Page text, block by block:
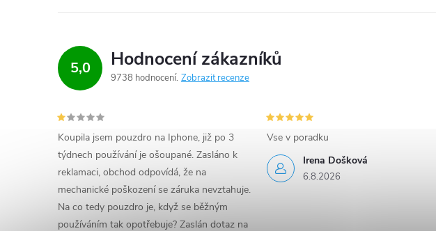
v
ý
p
s
u
5,0 Hodnocení zákazníků
9738 hodnocení Zobrazit recenze
Koupila jsem pouzdro na Iphone, již po 3
týdnech používání je ošoupané. Zasláno k
reklamaci, obchod odpovídá, že na
mechanické poškození se záruka nevztahuje.
Na co tedy pouzdro je, když se běžným
používáním tak opotřebuje? Zaslán dotaz na
Irena Došková
6.8.2026
Vse v poradku